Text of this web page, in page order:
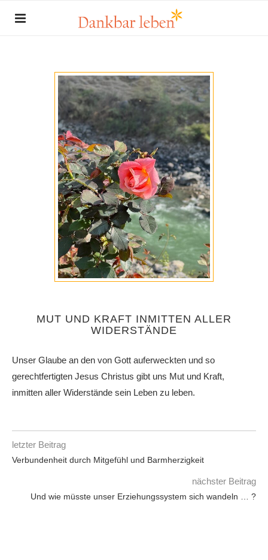
MUT UND KRAFT INMITTEN ALLER
WIDERSTÄNDE
Unser Glaube an den von Gott auferweckten und so
gerechtfertigten Jesus Christus gibt uns Mut und Kraft,
inmitten aller Widerstände sein Leben zu leben.
letzter Beitrag
Verbundenheit durch Mitgefühl und Barmherzigkeit
nächster Beitrag
Und wie müsste unser Erziehungssystem sich wandeln … ?